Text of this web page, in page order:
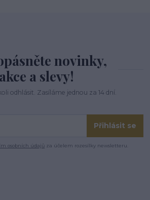
novinky,
akce a slevy!
odhlásit. Zasíláme jednou za 14 dní.
Přihlásit se
osobních údajů za účelem rozesílky newsletteru.